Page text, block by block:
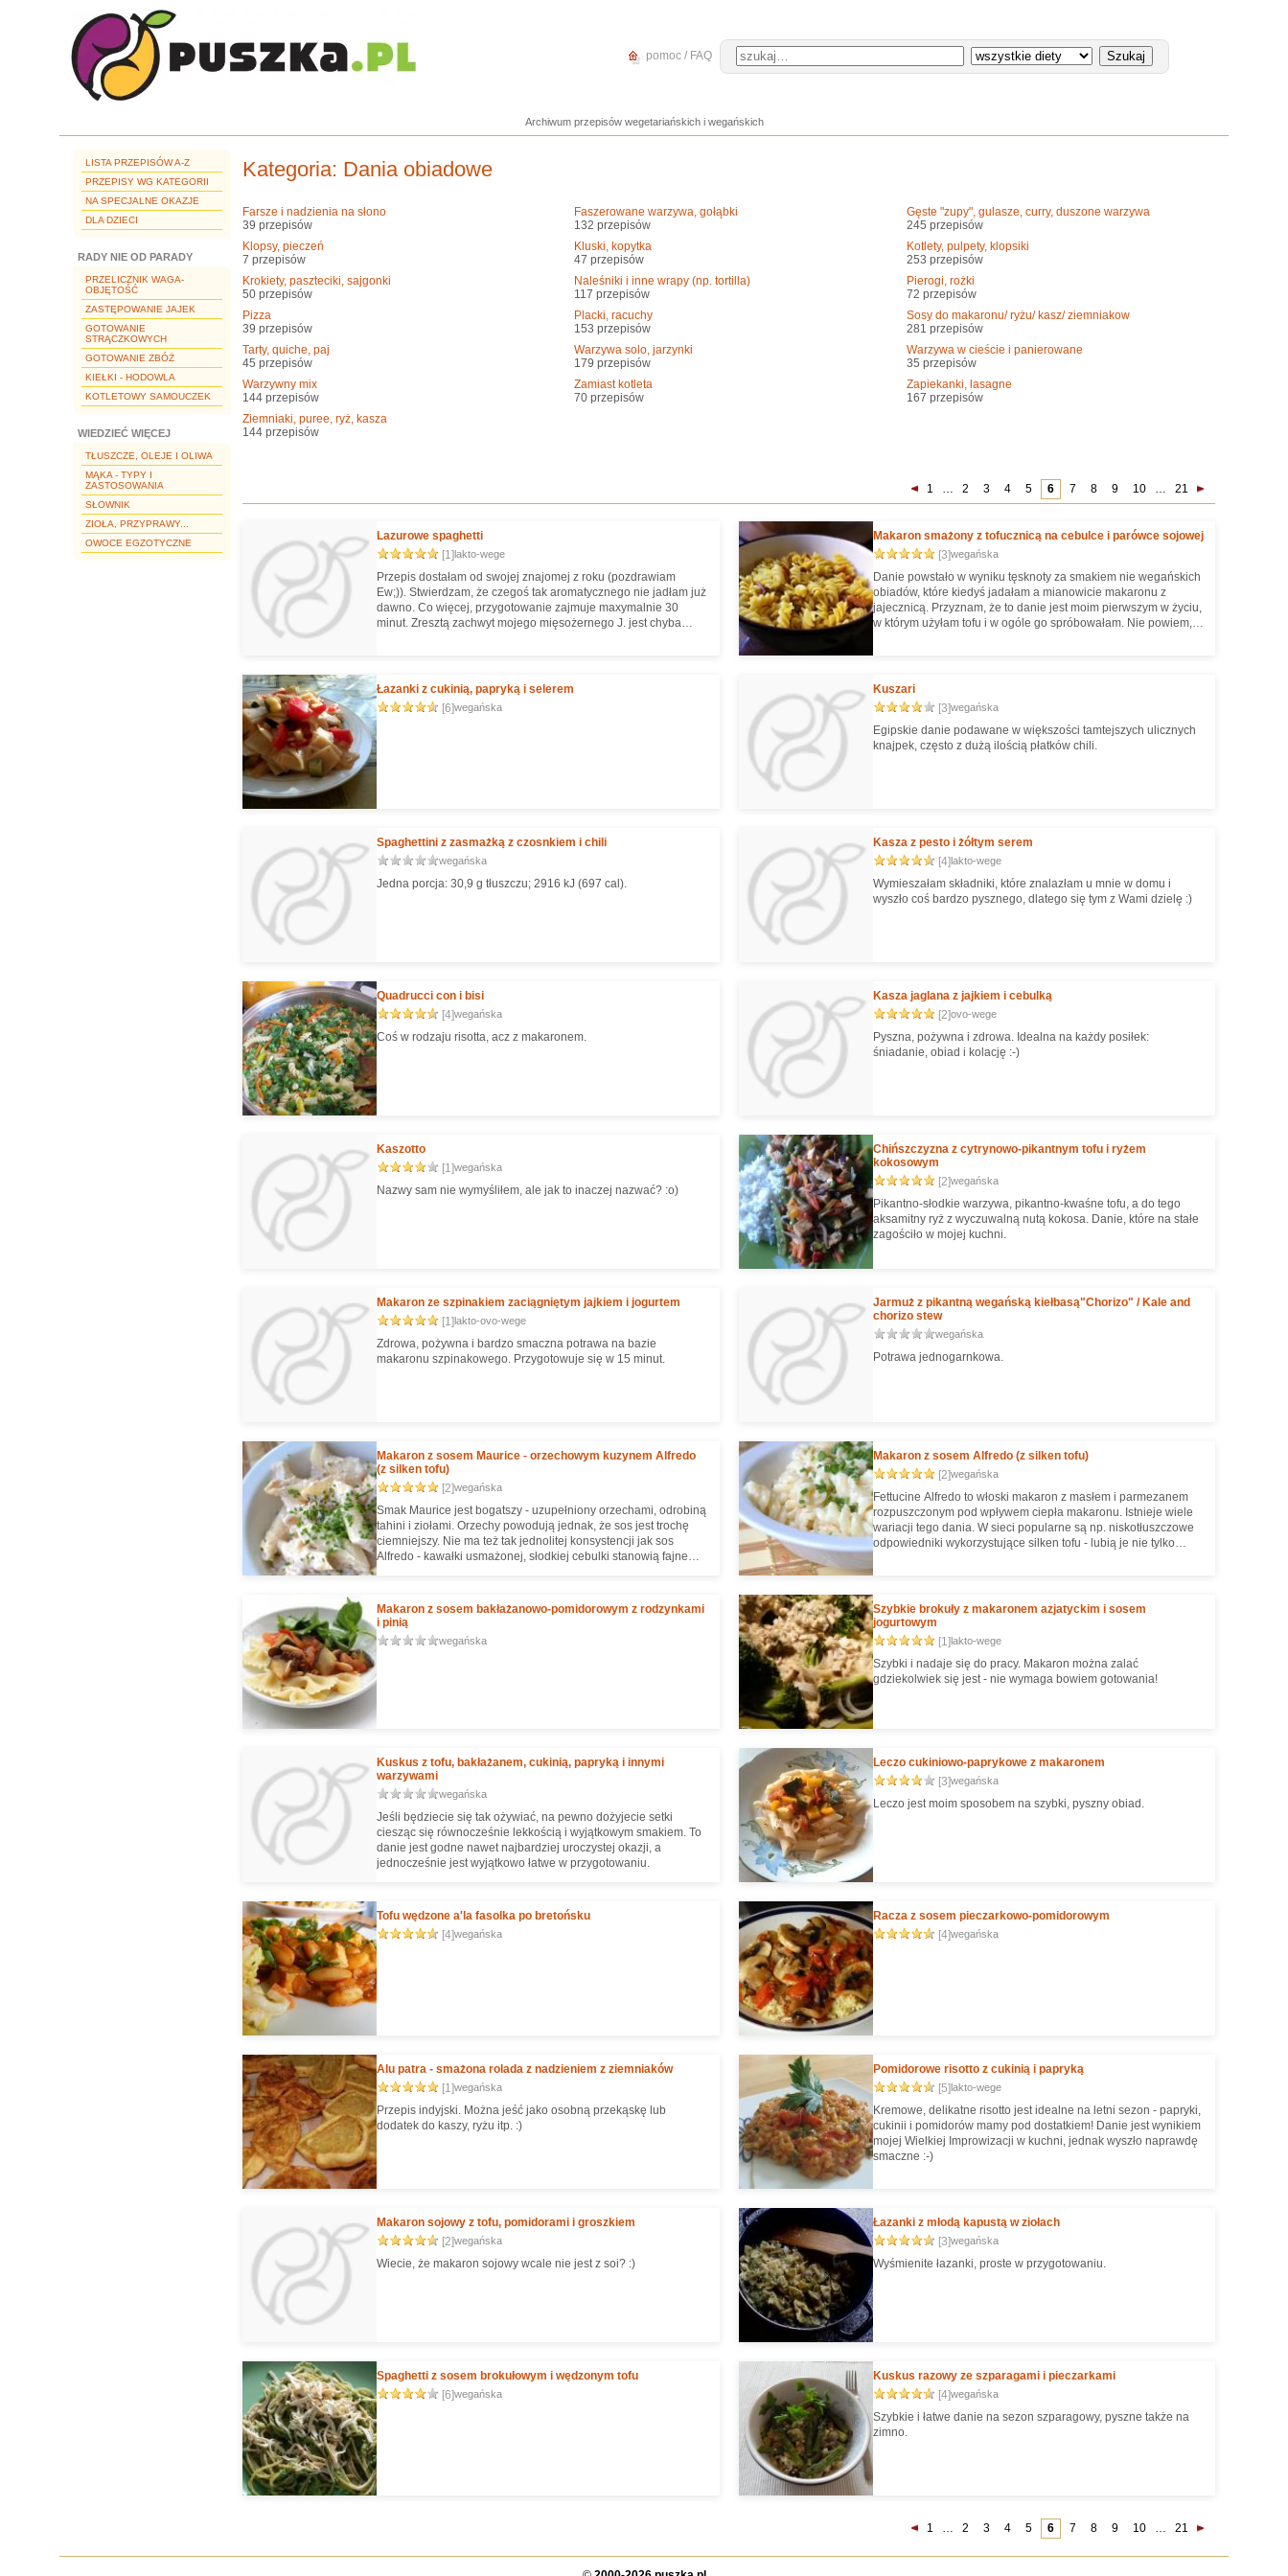
pomoc / FAQ
Archiwum przepisów wegetariańskich i wegańskich
LISTA PRZEPISÓW A-Z
PRZEPISY WG KATEGORII
NA SPECJALNE OKAZJE
DLA DZIECI
RADY NIE OD PARADY
PRZELICZNIK WAGA-
OBJĘTOŚĆ
ZASTĘPOWANIE JAJEK
GOTOWANIE
STRĄCZKOWYCH
GOTOWANIE ZBÓŻ
KIEŁKI - HODOWLA
KOTLETOWY SAMOUCZEK
WIEDZIEĆ WIĘCEJ
TŁUSZCZE, OLEJE I OLIWA
MĄKA - TYPY I
ZASTOSOWANIA
SŁOWNIK
ZIOŁA, PRZYPRAWY...
OWOCE EGZOTYCZNE
Kategoria: Dania obiadowe
Farsze i nadzienia na słono
39 przepisów
Faszerowane warzywa, gołąbki
132 przepisów
Gęste "zupy", gulasze, curry, duszone warzywa
245 przepisów
Klopsy, pieczeń
7 przepisów
Kluski, kopytka
47 przepisów
Kotlety, pulpety, klopsiki
253 przepisów
Krokiety, paszteciki, sajgonki
50 przepisów
Naleśniki i inne wrapy (np. tortilla)
117 przepisów
Pierogi, rożki
72 przepisów
Pizza
39 przepisów
Placki, racuchy
153 przepisów
Sosy do makaronu/ ryżu/ kasz/ ziemniakow
281 przepisów
Tarty, quiche, paj
45 przepisów
Warzywa solo, jarzynki
179 przepisów
Warzywa w cieście i panierowane
35 przepisów
Warzywny mix
144 przepisów
Zamiast kotleta
70 przepisów
Zapiekanki, lasagne
167 przepisów
Ziemniaki, puree, ryż, kasza
144 przepisów
1 … 2 3 4 5 6 7 8 9 10 … 21
Lazurowe spaghetti
[1]lakto-wege
Przepis dostałam od swojej znajomej z roku (pozdrawiam
Ew;)). Stwierdzam, że czegoś tak aromatycznego nie jadłam już
dawno. Co więcej, przygotowanie zajmuje maxymalnie 30
minut. Zresztą zachwyt mojego mięsożernego J. jest chyba
Makaron smażony z tofucznicą na cebulce i parówce sojowej
[3]wegańska
Danie powstało w wyniku tęsknoty za smakiem nie wegańskich
obiadów, które kiedyś jadałam a mianowicie makaronu z
jajecznicą. Przyznam, że to danie jest moim pierwszym w życiu,
w którym użyłam tofu i w ogóle go spróbowałam. Nie powiem,
fenomenalnie pyszne. Od dziś tofu będzie stałym składnikiem
Łazanki z cukinią, papryką i selerem
[6]wegańska
Kuszari
[3]wegańska
Egipskie danie podawane w większości tamtejszych ulicznych
knajpek, często z dużą ilością płatków chili.
Spaghettini z zasmażką z czosnkiem i chili
wegańska
Jedna porcja: 30,9 g tłuszczu; 2916 kJ (697 cal).
Kasza z pesto i żółtym serem
[4]lakto-wege
Wymieszałam składniki, które znalazłam u mnie w domu i
wyszło coś bardzo pysznego, dlatego się tym z Wami dzielę :)
Quadrucci con i bisi
[4]wegańska
Coś w rodzaju risotta, acz z makaronem.
Kasza jaglana z jajkiem i cebulką
[2]ovo-wege
Pyszna, pożywna i zdrowa. Idealna na każdy posiłek:
śniadanie, obiad i kolację :-)
Kaszotto
[1]wegańska
Nazwy sam nie wymyśliłem, ale jak to inaczej nazwać? :o)
Chińszczyzna z cytrynowo-pikantnym tofu i ryżem
kokosowym
[2]wegańska
Pikantno-słodkie warzywa, pikantno-kwaśne tofu, a do tego
aksamitny ryż z wyczuwalną nutą kokosa. Danie, które na stałe
zagościło w mojej kuchni.
Makaron ze szpinakiem zaciągniętym jajkiem i jogurtem
[1]lakto-ovo-wege
Zdrowa, pożywna i bardzo smaczna potrawa na bazie
makaronu szpinakowego. Przygotowuje się w 15 minut.
Jarmuż z pikantną wegańską kiełbasą"Chorizo" / Kale and
chorizo stew
wegańska
Potrawa jednogarnkowa.
Makaron z sosem Maurice - orzechowym kuzynem Alfredo
(z silken tofu)
[2]wegańska
Smak Maurice jest bogatszy - uzupełniony orzechami, odrobiną
tahini i ziołami. Orzechy powodują jednak, że sos jest trochę
ciemniejszy. Nie ma też tak jednolitej konsystencji jak sos
Alfredo - kawałki usmażonej, słodkiej cebulki stanowią fajne
Makaron z sosem Alfredo (z silken tofu)
[2]wegańska
Fettucine Alfredo to włoski makaron z masłem i parmezanem
rozpuszczonym pod wpływem ciepła makaronu. Istnieje wiele
wariacji tego dania. W sieci popularne są np. niskotłuszczowe
odpowiedniki wykorzystujące silken tofu - lubią je nie tylko
zazw. występuje... sojowy parmezan :/ Ja zamiast tego dodałam
pogłębiają smak! :) Danie jest ogólnie delikatne w smaku, więc
świetnie do niego pasuje coś ostrzejszego (np. szczypiorek) lub
kwaskowego (pomidory!).
Makaron z sosem bakłażanowo-pomidorowym z rodzynkami
i pinią
wegańska
Szybkie brokuły z makaronem azjatyckim i sosem
jogurtowym
[1]lakto-wege
Szybki i nadaje się do pracy. Makaron można zalać
gdziekolwiek się jest - nie wymaga bowiem gotowania!
Kuskus z tofu, bakłażanem, cukinią, papryką i innymi
warzywami
wegańska
Jeśli będziecie się tak ożywiać, na pewno dożyjecie setki
ciesząc się równocześnie lekkością i wyjątkowym smakiem. To
danie jest godne nawet najbardziej uroczystej okazji, a
jednocześnie jest wyjątkowo łatwe w przygotowaniu.
Leczo cukiniowo-paprykowe z makaronem
[3]wegańska
Leczo jest moim sposobem na szybki, pyszny obiad.
Tofu wędzone a'la fasolka po bretońsku
[4]wegańska
Racza z sosem pieczarkowo-pomidorowym
[4]wegańska
Alu patra - smażona rolada z nadzieniem z ziemniaków
[1]wegańska
Przepis indyjski. Można jeść jako osobną przekąskę lub
dodatek do kaszy, ryżu itp. :)
Pomidorowe risotto z cukinią i papryką
[5]lakto-wege
Kremowe, delikatne risotto jest idealne na letni sezon - papryki,
cukinii i pomidorów mamy pod dostatkiem! Danie jest wynikiem
mojej Wielkiej Improwizacji w kuchni, jednak wyszło naprawdę
smaczne :-)
Makaron sojowy z tofu, pomidorami i groszkiem
[2]wegańska
Wiecie, że makaron sojowy wcale nie jest z soi? :)
Łazanki z młodą kapustą w ziołach
[3]wegańska
Wyśmienite łazanki, proste w przygotowaniu.
Spaghetti z sosem brokułowym i wędzonym tofu
[6]wegańska
Kuskus razowy ze szparagami i pieczarkami
[4]wegańska
Szybkie i łatwe danie na sezon szparagowy, pyszne także na
zimno.
1 … 2 3 4 5 6 7 8 9 10 … 21